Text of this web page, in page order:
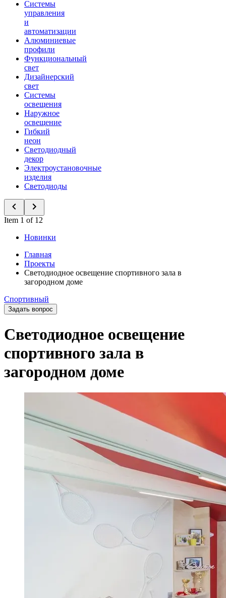
Системы
управления
и
автоматизации
Алюминиевые
профили
Функциональный
свет
Дизайнерский
свет
Системы
освещения
Наружное
освещение
Гибкий
неон
Светодиодный
декор
Электроустановочные
изделия
Светодиоды
Item 1 of 12
Новинки
Главная
Проекты
Светодиодное освещение спортивного зала в
загородном доме
Спортивный
Задать вопрос
Светодиодное освещение
спортивного зала в
загородном доме